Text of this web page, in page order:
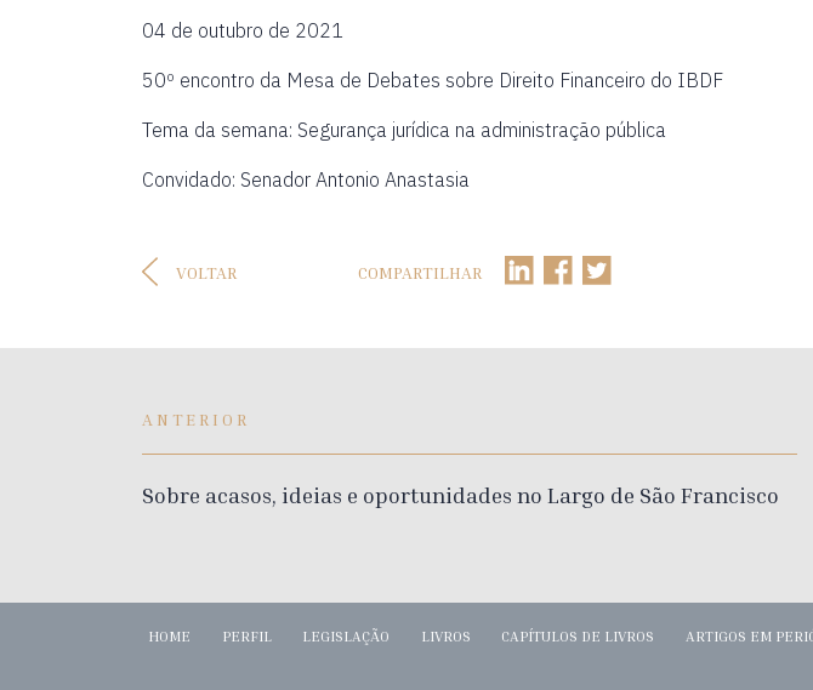
04 de outubro de 2021
50º encontro da Mesa de Debates sobre Direito Financeiro do IBDF
Tema da semana: Segurança jurídica na administração pública
Convidado: Senador Antonio Anastasia
VOLTAR COMPARTILHAR
ANTERIOR
Sobre acasos, ideias e oportunidades no Largo de São Francisco
HOME PERFIL LEGISLAÇÃO LIVROS CAPÍTULOS DE LIVROS ARTIGOS EM